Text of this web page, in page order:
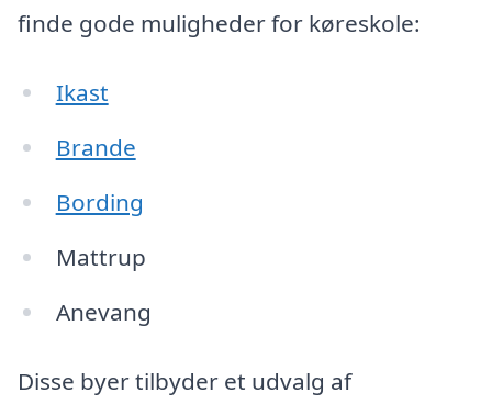
finde gode muligheder for køreskole:
Ikast
Brande
Bording
Mattrup
Anevang
Disse byer tilbyder et udvalg af